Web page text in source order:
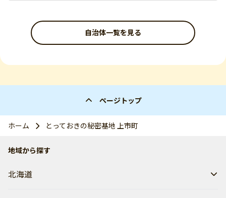
自治体一覧を見る
ページトップ
ホーム とっておきの秘密基地 上市町
地域から探す
北海道